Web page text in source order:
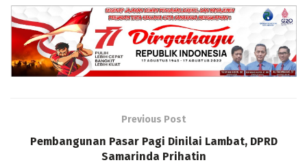
Previous Post
Pembangunan Pasar Pagi Dinilai Lambat, DPRD
Samarinda Prihatin